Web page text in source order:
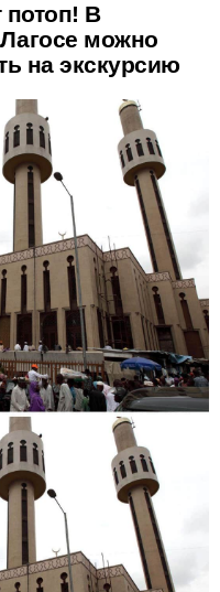
потоп! В
можно
на экскурсию